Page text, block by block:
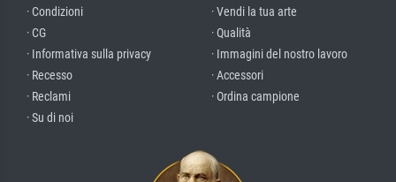
· Condizioni
· CG
· Informativa sulla privacy
· Recesso
· Reclami
· Su di noi
· Vendi la tua arte
· Qualità
· Immagini del nostro lavoro
· Accessori
· Ordina campione